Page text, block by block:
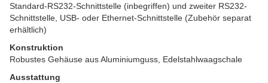
Standard-RS232-Schnittstelle (inbegriffen) und zweiter RS232-
Schnittstelle, USB- oder Ethernet-Schnittstelle (Zubehör separat
erhältlich)
Konstruktion
Robustes Gehäuse aus Aluminiumguss, Edelstahlwaagschale
Ausstattung